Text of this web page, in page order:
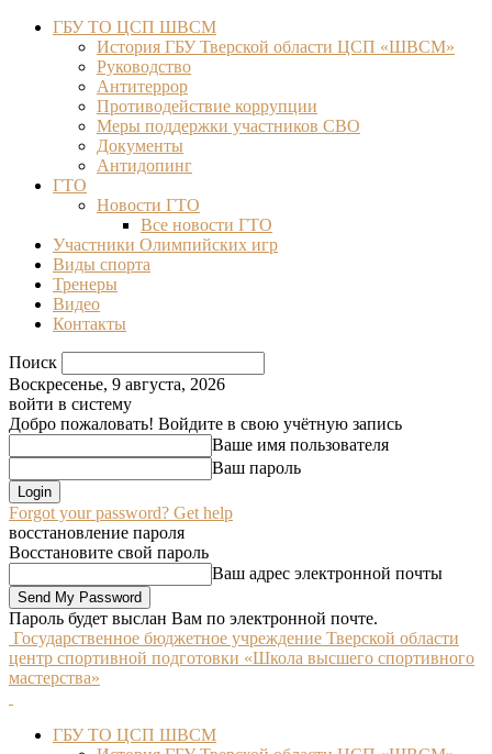
ГБУ ТО ЦСП ШВСМ
История ГБУ Тверской области ЦСП «ШВСМ»
Руководство
Антитеррор
Противодействие коррупции
Меры поддержки участников СВО
Документы
Антидопинг
ГТО
Новости ГТО
Все новости ГТО
Участники Олимпийских игр
Виды спорта
Тренеры
Видео
Контакты
Поиск
Воскресенье, 9 августа, 2026
войти в систему
Добро пожаловать! Войдите в свою учётную запись
Ваше имя пользователя
Ваш пароль
Forgot your password? Get help
восстановление пароля
Восстановите свой пароль
Ваш адрес электронной почты
Пароль будет выслан Вам по электронной почте.
Государственное бюджетное учреждение Тверской области
центр спортивной подготовки «Школа высшего спортивного
мастерства»
ГБУ ТО ЦСП ШВСМ